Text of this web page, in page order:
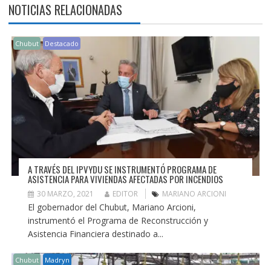
NOTICIAS RELACIONADAS
Chubut Destacado
A TRAVÉS DEL IPVYDU SE INSTRUMENTÓ PROGRAMA DE
ASISTENCIA PARA VIVIENDAS AFECTADAS POR INCENDIOS
30 MARZO, 2021 EDITOR MARIANO ARCIONI
El gobernador del Chubut, Mariano Arcioni,
instrumentó el Programa de Reconstrucción y
Asistencia Financiera destinado a...
Chubut Madryn